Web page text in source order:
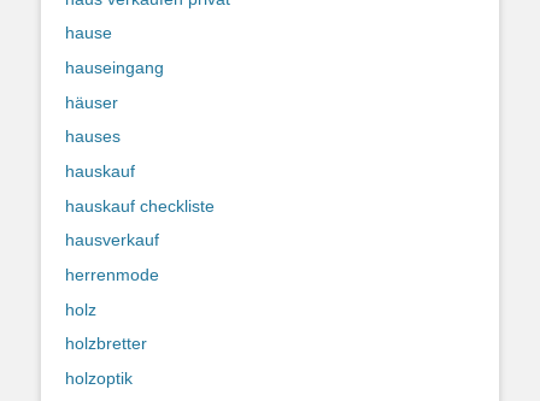
hause
hauseingang
häuser
hauses
hauskauf
hauskauf checkliste
hausverkauf
herrenmode
holz
holzbretter
holzoptik